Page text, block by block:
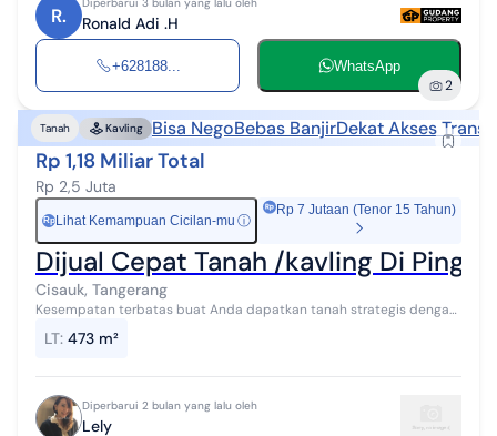
R. Ronald Adi .H
+628188... WhatsApp
2
Tanah Kavling Bisa NegoBebas BanjirDekat Akses
Rp 1,18 Miliar Total
Rp 2,5 Juta
Rp Lihat Kemampuan Cicilan-mu ⓘ
Rp 7 Jutaan (Tenor 15 Tahun)
Dijual Cepat Tanah /kavling Di
Cisauk, Tangerang
Kesempatan terbatas buat Anda dapatkan tanah strategis dengan
kelengkapan fasil...
LT: 473 m²
Diperbarui 2 bulan yang lalu oleh
Lely